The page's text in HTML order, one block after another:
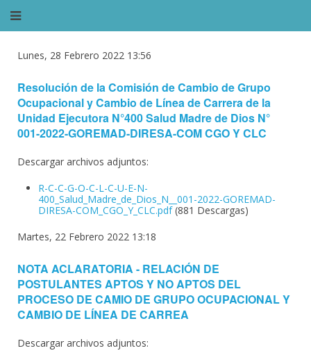
Lunes, 28 Febrero 2022 13:56
Resolución de la Comisión de Cambio de Grupo
Ocupacional y Cambio de Línea de Carrera de la
Unidad Ejecutora N°400 Salud Madre de Dios N°
001-2022-GOREMAD-DIRESA-COM CGO Y CLC
Descargar archivos adjuntos:
R-C-C-G-O-C-L-C-U-E-N-
400_Salud_Madre_de_Dios_N__001-2022-GOREMAD-
DIRESA-COM_CGO_Y_CLC.pdf(881 Descargas)
Martes, 22 Febrero 2022 13:18
NOTA ACLARATORIA - RELACIÓN DE
POSTULANTES APTOS Y NO APTOS DEL
PROCESO DE CAMIO DE GRUPO OCUPACIONAL Y
CAMBIO DE LÍNEA DE CARREA
Descargar archivos adjuntos: